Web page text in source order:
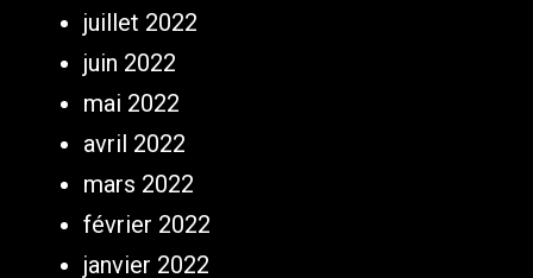
juillet 2022
juin 2022
mai 2022
avril 2022
mars 2022
février 2022
janvier 2022